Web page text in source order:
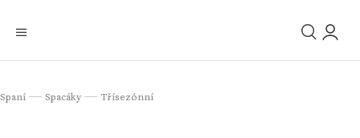
Spaní / Spacáky / Třísezónní